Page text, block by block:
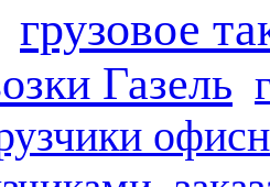
грузовое
Газель